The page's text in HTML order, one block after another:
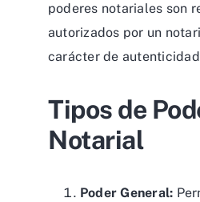
poderes notariales son
autorizados por un
carácter de
Tipos de
Notarial
Poder General: